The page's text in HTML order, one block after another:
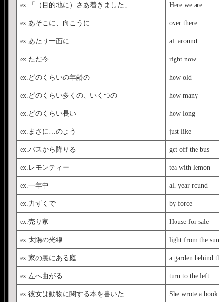
ex.「（目的地に）さあ着きました」 Here we are.
ex.あそこに、向こうに over there
ex.あたり一面に all around
ex.ただ今 right now
ex.どのくらいの年齢の how old
ex.どのくらい多くの、いくつの how many
ex.どのくらい長い how long
ex.まさに…のよう just like
ex.バスから降りる get off the bus
ex.レモンティー tea with lemon
ex.一年中 all year round
ex.力ずくで by force
ex.売り家 House for sale
ex.太陽の光線 light from the sun
ex.家の裏にある庭 a garden behind
ex.左へ曲がる turn to the left
ex.彼女は動物に関する本を書いた She wrote a